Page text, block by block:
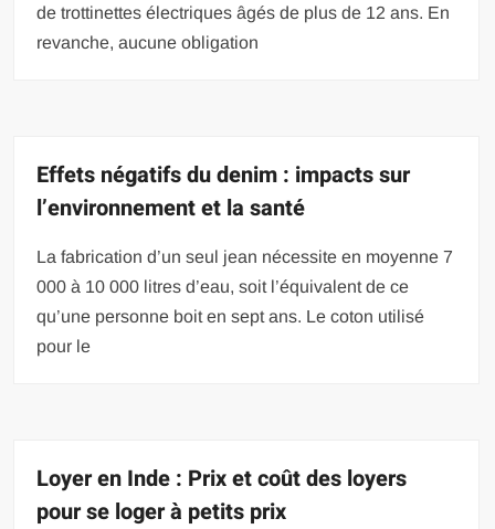
de trottinettes électriques âgés de plus de 12 ans. En
revanche, aucune obligation
Effets négatifs du denim : impacts sur
l’environnement et la santé
La fabrication d’un seul jean nécessite en moyenne 7
000 à 10 000 litres d’eau, soit l’équivalent de ce
qu’une personne boit en sept ans. Le coton utilisé
pour le
Loyer en Inde : Prix et coût des loyers
pour se loger à petits prix